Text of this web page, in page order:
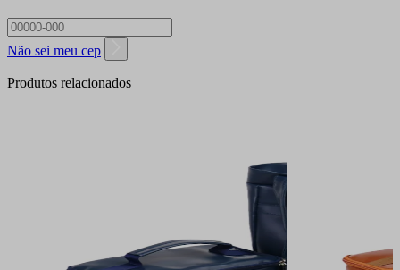
Não sei meu cep
Produtos relacionados